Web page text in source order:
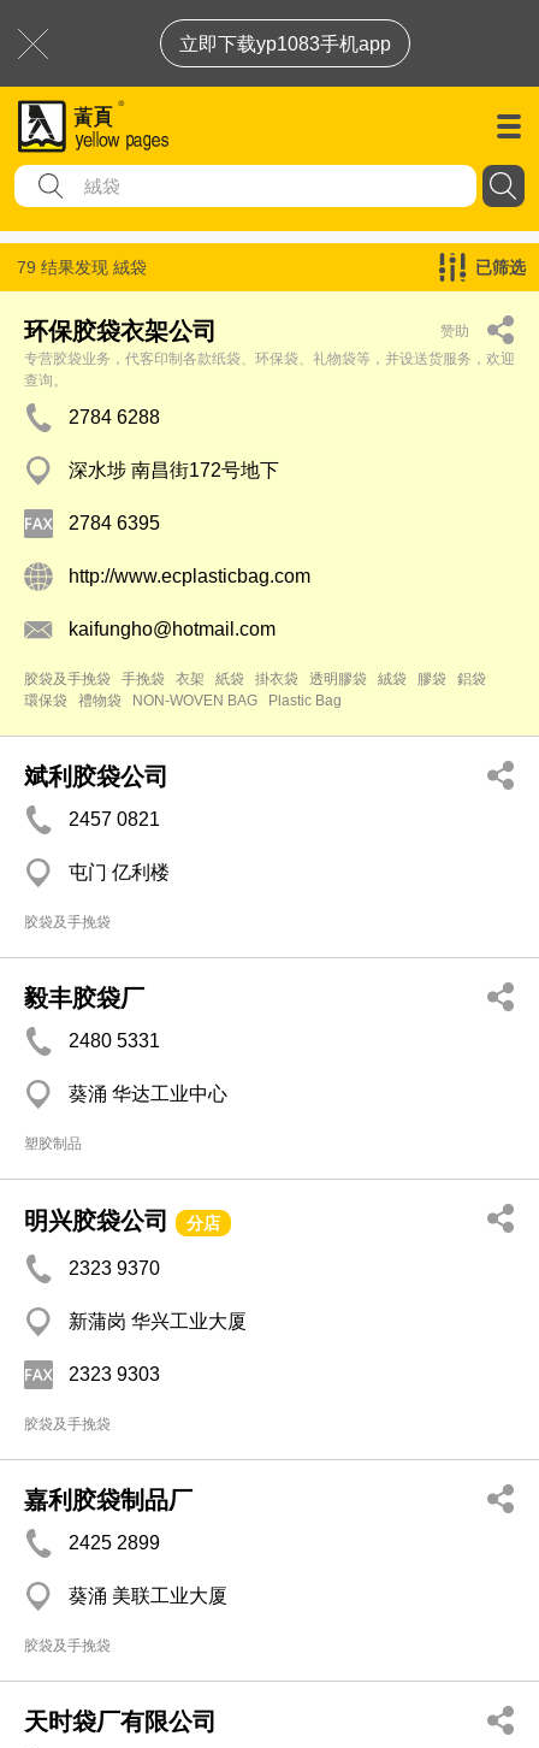
立即下载yp1083手机app
79 结果发现 絨袋 已筛选
环保胶袋衣架公司
赞助
专营胶袋业务，代客印制各款纸袋、环保袋、礼物袋等，并设送货服务，欢迎
查询。
2784 6288
深水埗 南昌街172号地下
2784 6395
http://www.ecplasticbag.com
kaifungho@hotmail.com
胶袋及手挽袋 手挽袋 衣架 紙袋 掛衣袋 透明膠袋 絨袋 膠袋
鋁袋
環保袋
禮物袋 NON-WOVEN BAG Plastic Bag
斌利胶袋公司
2457 0821
屯门 亿利楼
胶袋及手挽袋
毅丰胶袋厂
2480 5331
葵涌 华达工业中心
塑胶制品
明兴胶袋公司 分店
2323 9370
新蒲岗 华兴工业大厦
2323 9303
胶袋及手挽袋
嘉利胶袋制品厂
2425 2899
葵涌 美联工业大厦
胶袋及手挽袋
天时袋厂有限公司